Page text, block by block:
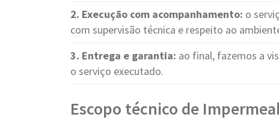
2. Execução com acompanhamento: o
com supervisão técnica e respeito ao
3. Entrega e garantia: ao final, fazemos a
o serviço executado.
Escopo técnico de